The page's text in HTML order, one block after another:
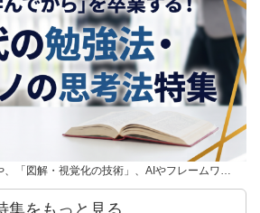
、「図解・視覚化の技術」、AIやフレームワ…